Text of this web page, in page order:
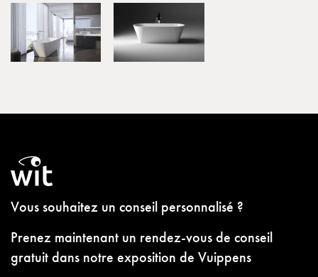
Vous souhaitez un conseil personnalisé ?
Prenez maintenant un rendez-vous de conseil
gratuit dans notre exposition de Vuippens